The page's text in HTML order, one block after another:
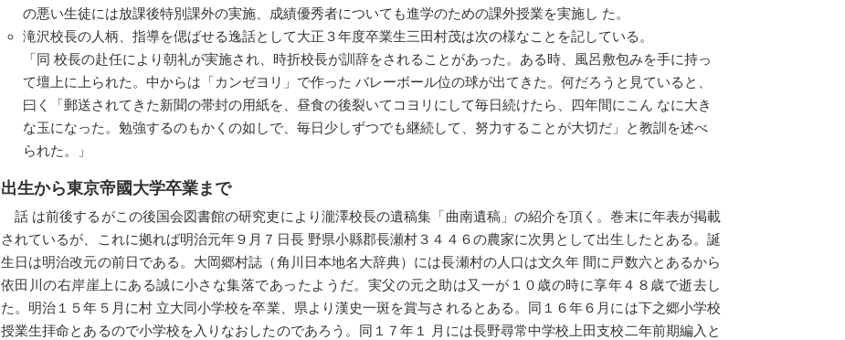
の悪い生徒には放課後特別課外の実施、成績優秀者についても進学のための課外授業を実施し た。
滝沢校長の人柄、指導を偲ばせる逸話として大正３年度卒業生三田村茂は次の様なことを記している。
「同 校長の赴任により朝礼が実施され、時折校長が訓辞をされることがあった。ある時、風呂敷包みを手に持っ
て壇上に上られた。中からは「カンゼヨリ」で作った バレーボール位の球が出てきた。何だろうと見ていると、
曰く「郵送されてきた新聞の帯封の用紙を、昼食の後裂いてコヨリにして毎日続けたら、四年間にこん なに大き
な玉になった。勉強するのもかくの如しで、毎日少しずつでも継続して、努力することが大切だ」と教訓を述べ
られた。」
出生から東京帝國大学卒業まで
話 は前後するがこの後国会図書館の研究吏により瀧澤校長の遺稿集「曲南遺稿」の紹介を頂く。巻末に年表が掲載
されているが、これに拠れば明治元年９月７日長 野県小縣郡長瀬村３４４６の農家に次男として出生したとある。誕
生日は明治改元の前日である。大岡郷村誌（角川日本地名大辞典）には長瀬村の人口は文久年 間に戸数六とあるから
依田川の右岸崖上にある誠に小さな集落であったようだ。実父の元之助は又一が１０歳の時に享年４８歳で逝去し
た。明治１５年５月に村 立大同小学校を卒業、県より漢史一斑を賞与されるとある。同１６年６月には下之郷小学校
授業生拝命とあるので小学校を入りなおしたのであろう。同１７年１ 月には長野尋常中学校上田支校二年前期編入と